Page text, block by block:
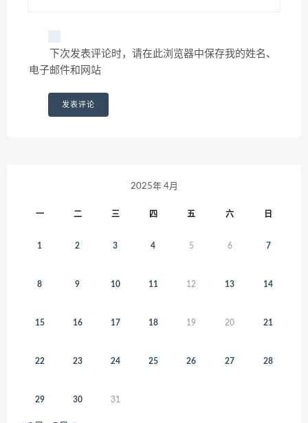
下次发表评论时，请在此浏览器中保存我的姓名、
电子邮件和网站
2025年 4月
一 二 三 四 五 六 日
1 2 3 4 5 6 7
8 9 10 11 12 13 14
15 16 17 18 19 20 21
22 23 24 25 26 27 28
29 30 31